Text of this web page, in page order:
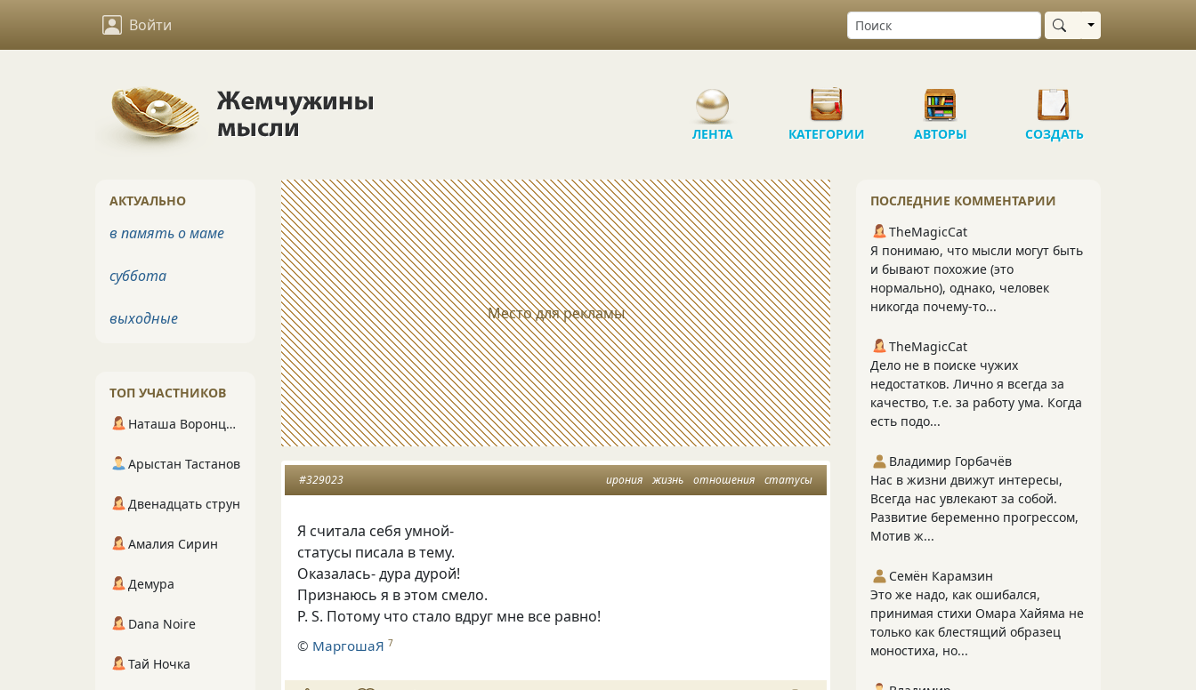
Войти Выбрать область
ЛЕНТА КАТЕГОРИИ АВТОРЫ СОЗДАТЬ
Место для рекламы
ирония жизнь отношения статусы
#329023
Я считала себя умной-
статусы писала в тему.
Оказалась- дура дурой!
Признаюсь я в этом смело.
P. S. Потому что стало вдруг мне все равно!
© МаргошаЯ 7
ПОСЛЕДНИЕ КОММЕНТАРИИ
TheMagicCat
Я понимаю, что мысли могут быть
и бывают похожие (это
нормально), однако, человек
никогда почему-то...
TheMagicCat
Дело не в поиске чужих
недостатков. Лично я всегда за
качество, т.е. за работу ума. Когда
есть подо...
Владимир Горбачёв
Нас в жизни движут интересы,
Всегда нас увлекают за собой.
Развитие беременно прогрессом,
Мотив ж...
Семён Карамзин
Это же надо, как ошибался,
принимая стихи Омара Хайяма не
только как блестящий образец
моностиха, но...
АКТУАЛЬНО
в память о маме
суббота
выходные
ТОП УЧАСТНИКОВ
Наташа Воронцова
Арыстан Тастанов
Двенадцать струн
Амалия Сирин
Демура
Dana Noire
Тай Ночка